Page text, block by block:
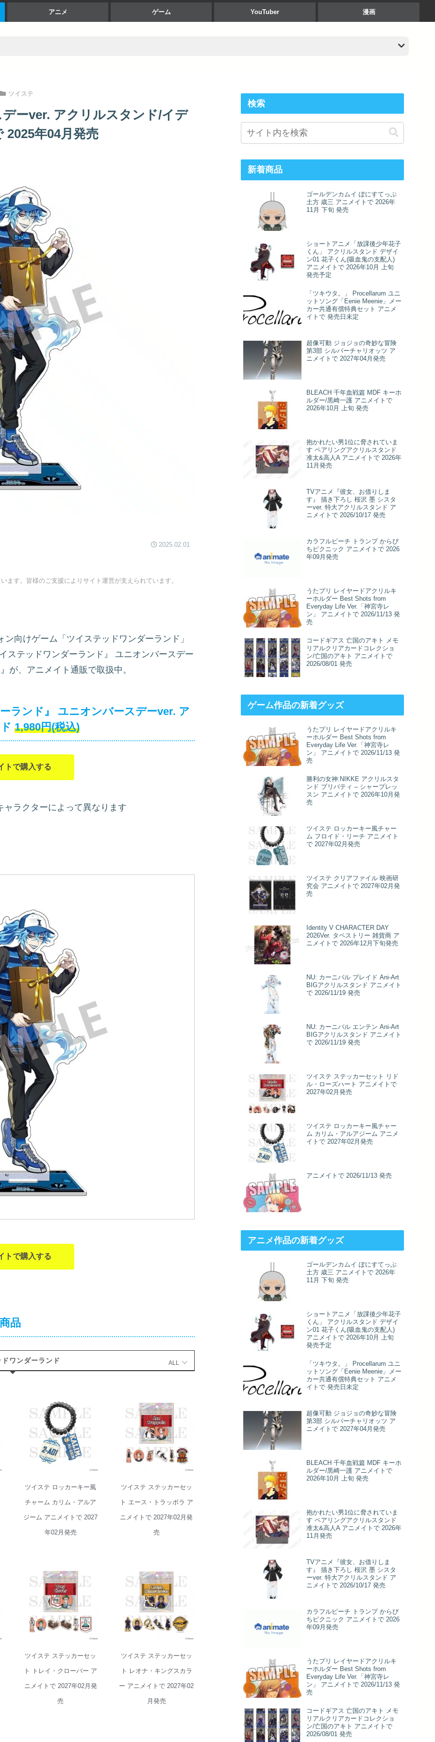
アニメ ゲーム YouTuber 漫画
ツイステ
ーver. アクリルスタンド/イデ
年04月発売
2025.02.01
す。皆様のご支援によりサイト運営が支えられています。
向けゲーム「ツイステッドワンダーランド」
ステッドワンダーランド』 ユニオンバースデー
が、アニメイト通販で取扱中。
ランド』 ユニオンバースデーver. ア
1,980円(税込)
トで購入する
ラクターによって異なります
トで購入する
品
ワンダーランド ALL
ツイステ ロッカ
ーキー風チャー
ム カリム・アル
アジーム アニメ
イトで 2027年02
ツイステ ロッカーキー風
チャーム カリム・アルア
ジーム アニメイトで 2027
年02月発売
ツイステ ステッ
カーセット エー
ス・トラッポラ
アニメイトで
2027年02月発売
ツイステ ステッカーセッ
ト エース・トラッポラ ア
ニメイトで 2027年02月発
売
ツイステ ステッ
カーセット トレ
イ・クローバー
アニメイトで
2027年02月発売
ツイステ ステッカーセッ
ト トレイ・クローバー ア
ニメイトで 2027年02月発
売
カーセット レオ
ナ・キングスカ
ラー アニメイト
で 2027年02月発
ツイステ ステッカーセッ
ト レオナ・キングスカラ
ー アニメイトで 2027年02
月発売
検索
新着商品
ゴールデンカムイ ぽにすてっぷ
土方 歳三 アニメイトで 2026年
11月 下旬 発売
ショートアニメ「放課後少年花子
くん」 アクリルスタンド デザイ
ン01 花子くん(吸血鬼の支配人)
アニメイトで 2026年10月 上旬
発売予定
「ツキウタ。」 Procellarum ユニ
ットソング「Eenie Meenie」メー
カー共通有償特典セット アニメ
イトで 発売日未定
超像可動 ジョジョの奇妙な冒険
第3部 シルバーチャリオッツ ア
ニメイトで 2027年04月発売
BLEACH 千年血戦篇 MDF キーホ
ルダー/黒崎一護 アニメイトで
2026年10月 上旬 発売
抱かれたい男1位に脅されていま
す ペアリングアクリルスタンド
准太&高人A アニメイトで 2026年
11月発売
TVアニメ『彼女、お借りしま
す』 描き下ろし 桜沢 墨 シスタ
ーver. 特大アクリルスタンド ア
ニメイトで 2026/10/17 発売
カラフルピーチ トランプ からぴ
ちピクニック アニメイトで 2026
年09月発売
うたプリ レイヤードアクリルキ
ーホルダー Best Shots from
Everyday Life Ver.「神宮寺レ
ン」 アニメイトで 2026/11/13 発
売
コードギアス 亡国のアキト メモ
リアルクリアカードコレクショ
ン/亡国のアキト アニメイトで
2026/08/01 発売
ゲーム作品の新着グッズ
うたプリ レイヤードアクリルキ
ーホルダー Best Shots from
Everyday Life Ver.「神宮寺レ
ン」 アニメイトで 2026/11/13 発
売
勝利の女神:NIKKE アクリルスタ
ンド プリバティ – シャープレッ
スン アニメイトで 2026年10月発
売
ツイステ ロッカーキー風チャー
ム フロイド・リーチ アニメイト
で 2027年02月発売
ツイステ クリアファイル 映画研
究会 アニメイトで 2027年02月発
売
Identity V CHARACTER DAY
2026Ver. タペストリー 雑貨商 ア
ニメイトで 2026年12月下旬発売
NU: カーニバル ブレイド Ani-Art
BIGアクリルスタンド アニメイト
で 2026/11/19 発売
NU: カーニバル エンテン Ani-Art
BIGアクリルスタンド アニメイト
で 2026/11/19 発売
ツイステ ステッカーセット リド
ル・ローズハート アニメイトで
2027年02月発売
ツイステ ロッカーキー風チャー
ム カリム・アルアジーム アニメ
イトで 2027年02月発売
アニメイトで 2026/11/13 発売
アニメ作品の新着グッズ
ゴールデンカムイ ぽにすてっぷ
土方 歳三 アニメイトで 2026年
11月 下旬 発売
ショートアニメ「放課後少年花子
くん」 アクリルスタンド デザイ
ン01 花子くん(吸血鬼の支配人)
アニメイトで 2026年10月 上旬
発売予定
「ツキウタ。」 Procellarum ユニ
ットソング「Eenie Meenie」メー
カー共通有償特典セット アニメ
イトで 発売日未定
超像可動 ジョジョの奇妙な冒険
第3部 シルバーチャリオッツ ア
ニメイトで 2027年04月発売
BLEACH 千年血戦篇 MDF キーホ
ルダー/黒崎一護 アニメイトで
2026年10月 上旬 発売
抱かれたい男1位に脅されていま
す ペアリングアクリルスタンド
准太&高人A アニメイトで 2026年
11月発売
TVアニメ『彼女、お借りしま
す』 描き下ろし 桜沢 墨 シスタ
ーver. 特大アクリルスタンド ア
ニメイトで 2026/10/17 発売
カラフルピーチ トランプ からぴ
ちピクニック アニメイトで 2026
年09月発売
うたプリ レイヤードアクリルキ
ーホルダー Best Shots from
Everyday Life Ver.「神宮寺レ
ン」 アニメイトで 2026/11/13 発
売
コードギアス 亡国のアキト メモ
リアルクリアカードコレクショ
ン/亡国のアキト アニメイトで
2026/08/01 発売